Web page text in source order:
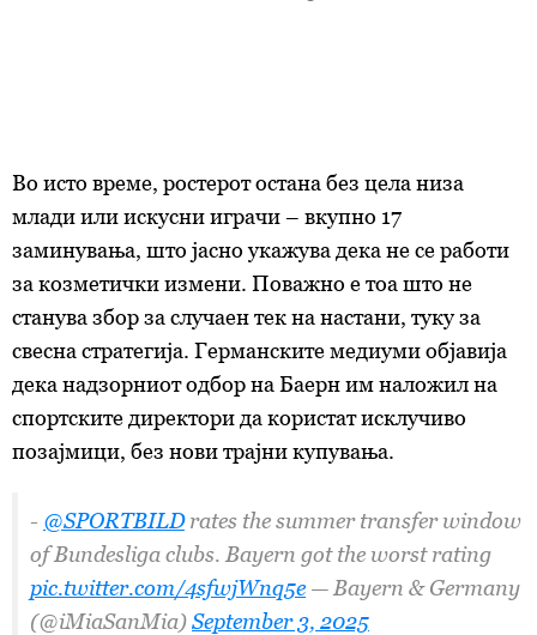
Во исто време, ростерот остана без цела низа
млади или искусни играчи – вкупно 17
заминувања, што јасно укажува дека не се работи
за козметички измени. Поважно е тоа што не
станува збор за случаен тек на настани, туку за
свесна стратегија. Германските медиуми објавија
дека надзорниот одбор на Баерн им наложил на
спортските директори да користат исклучиво
позајмици, без нови трајни купувања.
- @SPORTBILDrates the summer transfer window
of Bundesliga clubs. Bayern got the worst rating
pic.twitter.com/4sfwjWnq5e — Bayern & Germany
(@iMiaSanMia)September 3, 2025